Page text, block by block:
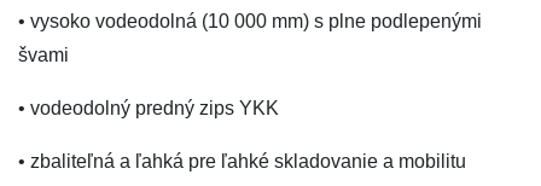
• vysoko vodeodolná (10 000 mm) s plne podlepenými
švami
• vodeodolný predný zips YKK
• zbaliteľná a ľahká pre ľahké skladovanie a mobilitu